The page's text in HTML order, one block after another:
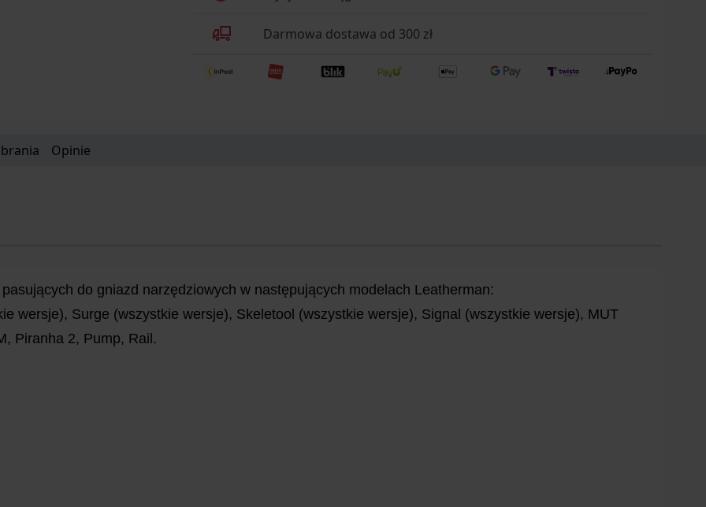
Darmowa dostawa od 300 zł
Opinie
do gniazd narzędziowych w następujących modelach Leatherman:
wersje), Surge (wszystkie wersje), Skeletool (wszystkie wersje), Signal (wszystkie wersje), MUT
Piranha 2, Pump, Rail.